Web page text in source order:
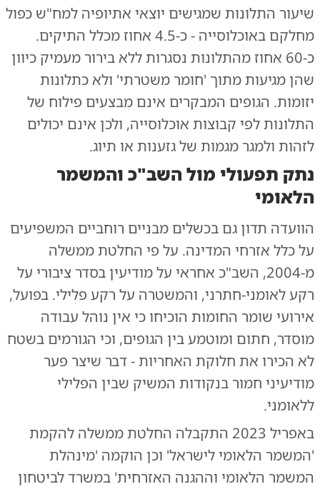
שיעור התלונות שמגישים יוצאי אתיופיה למח"ש כפול
מחלקם באוכלוסייה - כ-4.5 אחוז מכלל התיקים.
כ-60 אחוז מהתלונות נסגרות ללא בירור מעמיק כיוון
שהן מגיעות מתוך 'חומר משטרתי' ולא כתלונות
יזומות. הגופים המבקרים אינם מבצעים פילוח של
התלונות לפי קבוצות אוכלוסייה, ולכן אינם יכולים
לזהות ולמגר מגמות של גזענות או תיוג.
נתק תפעולי מול השב"כ והמשמר
הלאומי
הוועדה תדון גם בכשלים מבניים רוחביים המשפיעים
על כלל אזרחי המדינה. על פי החלטת ממשלה
מ-2004, השב"כ אחראי על מודיעין בסדר ציבורי על
רקע לאומני-חתרני, והמשטרה על רקע פלילי. בפועל,
אירועי שומר החומות הוכיחו כי אין נוהל עבודה
מוסדר, חתום ומוטמע בין הגופים, וכי הגורמים בשטח
לא הכירו את חלוקת האחריות - דבר שיצר פער
מודיעיני חמור בנקודות המשיק שבין הפלילי
ללאומני.
באפריל 2023 התקבלה החלטת ממשלה להקמת
'המשמר הלאומי לישראל' וכן הוקמה 'מינהלת
המשמר הלאומי וההגנה האזרחית' במשרד לביטחון